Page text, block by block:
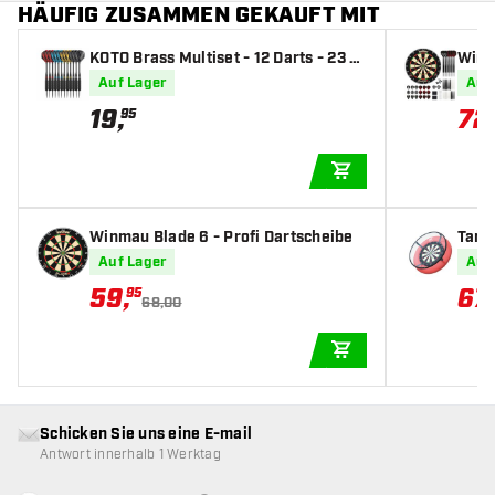
HÄUFIG ZUSAMMEN GEKAUFT MIT
KOTO Brass Multiset - 12 Darts - 23 Gr
amm - Dartpfeile
Auf Lager
19,95
Winmau Blade 6 - Profi Dartscheibe
Auf Lager
59,95
68,00
Auf
72
ng
Auf
67
Schicken Sie uns eine E-mail
Antwort innerhalb 1 Werktag